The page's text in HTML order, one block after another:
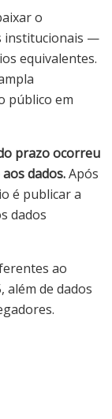
o
institucionais —
equivalentes.
público em
prazo ocorreu
dados.Após
é publicar a
dados
ao
além de dados